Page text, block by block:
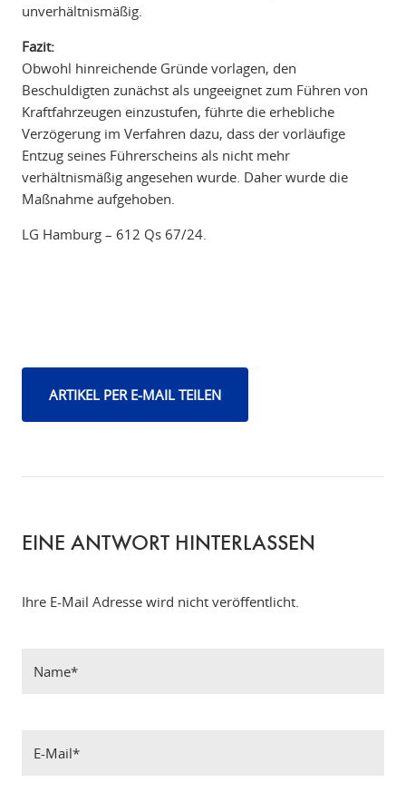
unverhältnismäßig.
Fazit:
Obwohl hinreichende Gründe vorlagen, den
Beschuldigten zunächst als ungeeignet zum Führen von
Kraftfahrzeugen einzustufen, führte die erhebliche
Verzögerung im Verfahren dazu, dass der vorläufige
Entzug seines Führerscheins als nicht mehr
verhältnismäßig angesehen wurde. Daher wurde die
Maßnahme aufgehoben.
LG Hamburg – 612 Qs 67/24.
ARTIKEL PER E-MAIL TEILEN
EINE ANTWORT HINTERLASSEN
Ihre E-Mail Adresse wird nicht veröffentlicht.